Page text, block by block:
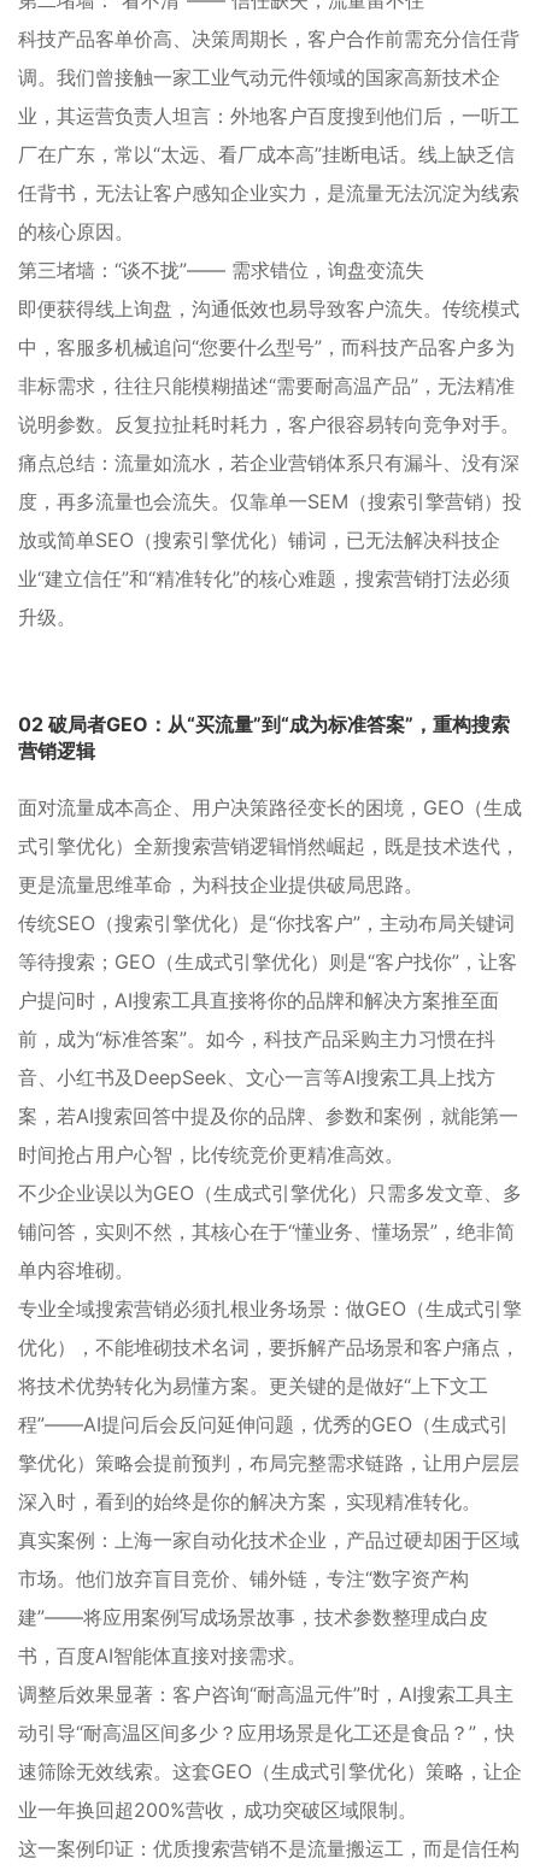
科技产品客单价高、决策周期长，客户合作前需充分信任背
调。我们曾接触一家工业气动元件领域的国家高新技术企
业，其运营负责人坦言：外地客户百度搜到他们后，一听工
厂在广东，常以“太远、看厂成本高”挂断电话。线上缺乏信
任背书，无法让客户感知企业实力，是流量无法沉淀为线索
的核心原因。
第三堵墙：“谈不拢”—— 需求错位，询盘变流失
即便获得线上询盘，沟通低效也易导致客户流失。传统模式
中，客服多机械追问“您要什么型号”，而科技产品客户多为
非标需求，往往只能模糊描述“需要耐高温产品”，无法精准
说明参数。反复拉扯耗时耗力，客户很容易转向竞争对手。
痛点总结：流量如流水，若企业营销体系只有漏斗、没有深
度，再多流量也会流失。仅靠单一SEM（搜索引擎营销）投
放或简单SEO（搜索引擎优化）铺词，已无法解决科技企
业“建立信任”和“精准转化”的核心难题，搜索营销打法必须
升级。
02 破局者GEO ：从“买流量”到“成为标准答案”，重构搜索
营销逻辑
面对流量成本高企、用户决策路径变长的困境，GEO（生成
式引擎优化）全新搜索营销逻辑悄然崛起，既是技术迭代，
更是流量思维革命，为科技企业提供破局思路。
传统SEO（搜索引擎优化）是“你找客户”，主动布局关键词
等待搜索；GEO（生成式引擎优化）则是“客户找你”，让客
户提问时，AI搜索工具直接将你的品牌和解决方案推至面
前，成为“标准答案”。如今，科技产品采购主力习惯在抖
音、小红书及DeepSeek、文心一言等AI搜索工具上找方
案，若AI搜索回答中提及你的品牌、参数和案例，就能第一
时间抢占用户心智，比传统竞价更精准高效。
不少企业误以为GEO（生成式引擎优化）只需多发文章、多
铺问答，实则不然，其核心在于“懂业务、懂场景”，绝非简
单内容堆砌。
专业全域搜索营销必须扎根业务场景：做GEO（生成式引擎
优化），不能堆砌技术名词，要拆解产品场景和客户痛点，
将技术优势转化为易懂方案。更关键的是做好“上下文工
程”——AI提问后会反问延伸问题，优秀的GEO（生成式引
擎优化）策略会提前预判，布局完整需求链路，让用户层层
深入时，看到的始终是你的解决方案，实现精准转化。
真实案例：上海一家自动化技术企业，产品过硬却困于区域
市场。他们放弃盲目竞价、铺外链，专注“数字资产构
建”——将应用案例写成场景故事，技术参数整理成白皮
书，百度AI智能体直接对接需求。
调整后效果显著：客户咨询“耐高温元件”时，AI搜索工具主
动引导“耐高温区间多少？应用场景是化工还是食品？”，快
速筛除无效线索。这套GEO（生成式引擎优化）策略，让企
业一年换回超200%营收，成功突破区域限制。
这一案例印证：优质搜索营销不是流量搬运工，而是信任构